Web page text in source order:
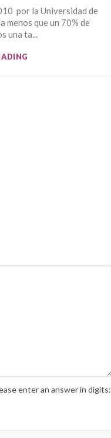
por la Universidad de
menos que un 70% de
una ta...
enter an answer in digits: